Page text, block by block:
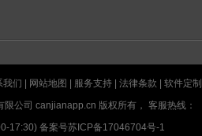
我们 网站地图 服务支持 法律条款
软件定制
公司 canjianapp.cn 版权所有， 客服热线：
17:30) 备案号苏ICP备17046704号-1